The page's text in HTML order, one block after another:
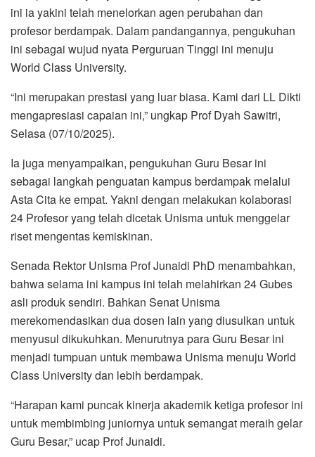
ini ia yakini telah menelorkan agen perubahan dan
profesor berdampak. Dalam pandangannya, pengukuhan
ini sebagai wujud nyata Perguruan Tinggi ini menuju
World Class University.
“Ini merupakan prestasi yang luar biasa. Kami dari LL Dikti
mengapresiasi capaian ini,” ungkap Prof Dyah Sawitri,
Selasa (07/10/2025).
Ia juga menyampaikan, pengukuhan Guru Besar ini
sebagai langkah penguatan kampus berdampak melalui
Asta Cita ke empat. Yakni dengan melakukan kolaborasi
24 Profesor yang telah dicetak Unisma untuk menggelar
riset mengentas kemiskinan.
Senada Rektor Unisma Prof Junaidi PhD menambahkan,
bahwa selama ini kampus ini telah melahirkan 24 Gubes
asli produk sendiri. Bahkan Senat Unisma
merekomendasikan dua dosen lain yang diusulkan untuk
menyusul dikukuhkan. Menurutnya para Guru Besar ini
menjadi tumpuan untuk membawa Unisma menuju World
Class University dan lebih berdampak.
“Harapan kami puncak kinerja akademik ketiga profesor ini
untuk membimbing juniornya untuk semangat meraih gelar
Guru Besar,” ucap Prof Junaidi.